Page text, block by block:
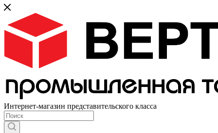
Интернет-магазин представительского класса